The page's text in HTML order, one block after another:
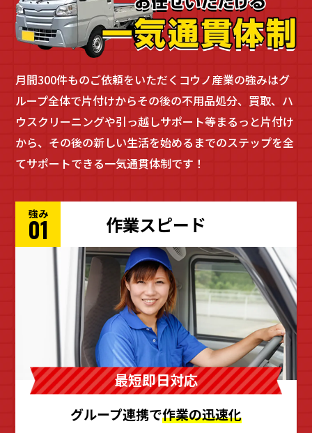
月間300件ものご依頼をいただくコウノ産業の強みはグ
ループ全体で片付けからその後の不用品処分、買取、ハ
ウスクリーニングや引っ越しサポート等まるっと片付け
から、その後の新しい生活を始めるまでのステップを全
てサポートできる一気通貫体制です！
強み
01 作業スピード
最短即日対応
グループ連携で作業の迅速化